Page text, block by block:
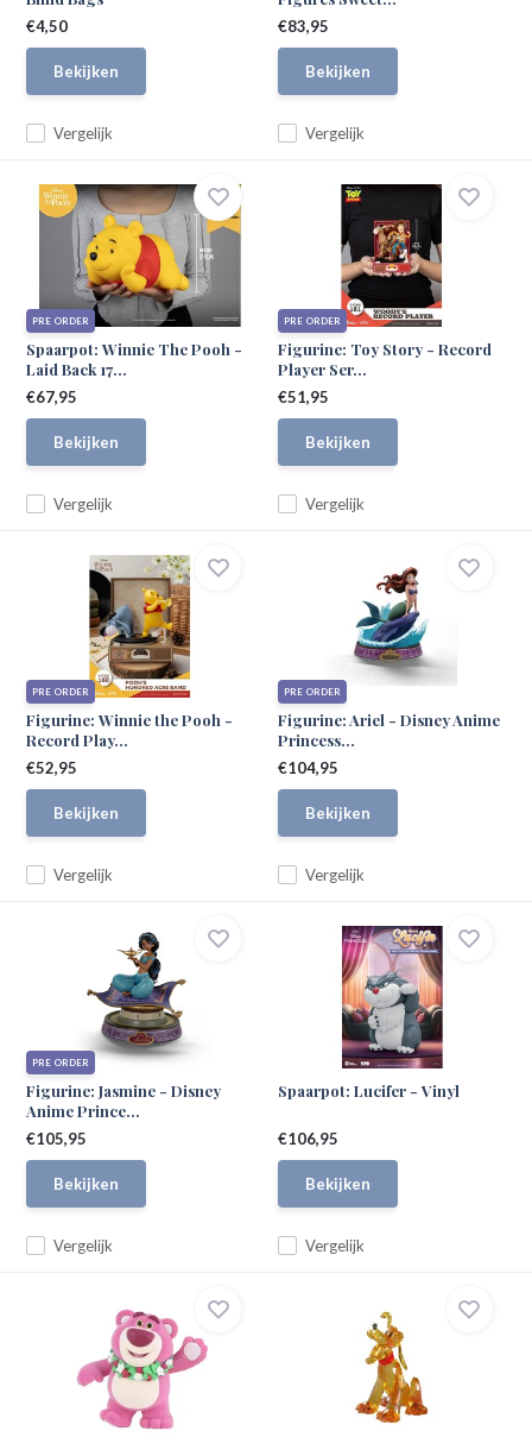
Vergelijk
€4,50
Bekijken
Vergelijk
€83,95
Bekijken
PRE ORDER
Spaarpot: Winnie The Pooh -
Laid Back 17...
Vergelijk
€67,95
Bekijken
PRE ORDER
Figurine: Toy Story - Record
Player Ser...
Vergelijk
€51,95
Bekijken
PRE ORDER
Figurine: Winnie the Pooh -
Record Play...
Vergelijk
€52,95
Bekijken
PRE ORDER
Figurine: Ariel - Disney Anime
Princess...
Vergelijk
€104,95
Bekijken
PRE ORDER
Figurine: Jasmine - Disney
Anime Prince...
Vergelijk
€105,95
Bekijken
Spaarpot: Lucifer - Vinyl
Vergelijk
€106,95
Bekijken